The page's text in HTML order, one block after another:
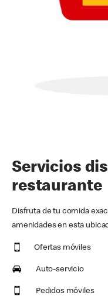
Servicios
restaurante
Disfruta de tu comida
amenidades en esta
Ofertas móviles
Auto-servicio
Pedidos móviles